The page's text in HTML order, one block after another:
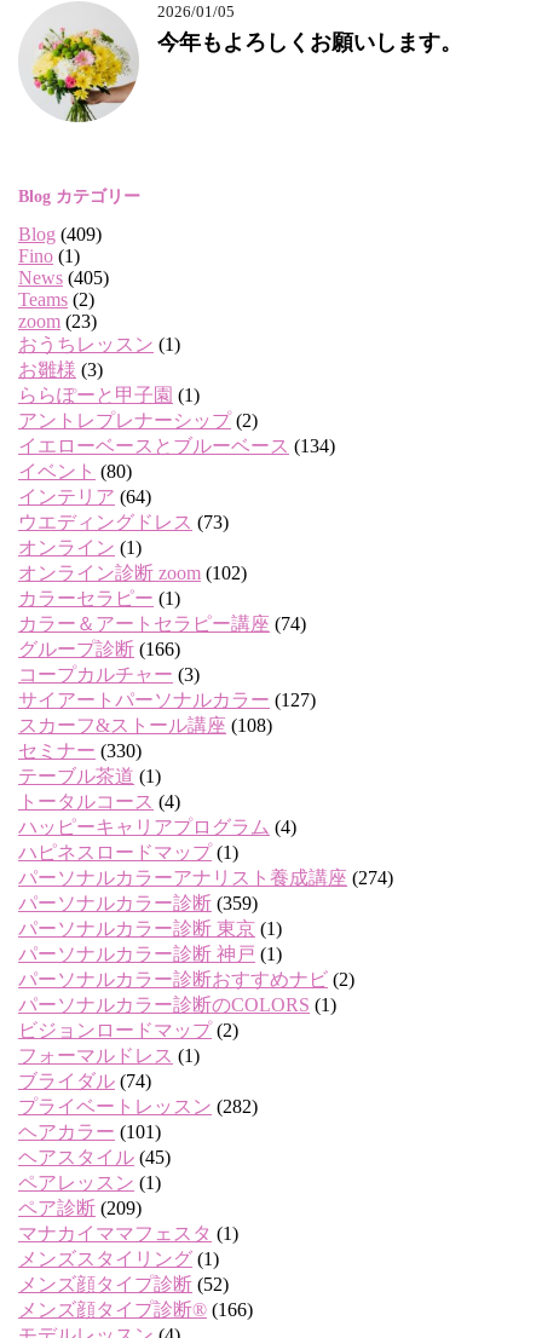
2026/01/05
今年もよろしくお願いします。
Blog カテゴリー
Blog (409)
Fino (1)
News (405)
Teams (2)
zoom (23)
おうちレッスン (1)
お雛様 (3)
ららぽーと甲子園 (1)
アントレプレナーシップ(2)
イエローベースとブルーベース (134)
イベント (80)
インテリア (64)
ウエディングドレス (73)
オンライン (1)
オンライン診断 zoom (102)
カラーセラピー (1)
カラー＆アートセラピー講座 (74)
グループ診断 (166)
コープカルチャー (3)
サイアートパーソナルカラー (127)
スカーフ&ストール講座 (108)
セミナー (330)
テーブル茶道 (1)
トータルコース (4)
ハッピーキャリアプログラム (4)
ハピネスロードマップ(1)
パーソナルカラーアナリスト養成講座 (274)
パーソナルカラー診断 (359)
パーソナルカラー診断 東京 (1)
パーソナルカラー診断 神戸 (1)
パーソナルカラー診断おすすめナビ (2)
パーソナルカラー診断のCOLORS (1)
ビジョンロードマップ(2)
フォーマルドレス (1)
ブライダル (74)
プライベートレッスン (282)
ヘアカラー (101)
ヘアスタイル (45)
ペアレッスン (1)
ペア診断 (209)
マナカイママフェスタ (1)
メンズスタイリング (1)
メンズ顔タイプ診断 (52)
メンズ顔タイプ診断® (166)